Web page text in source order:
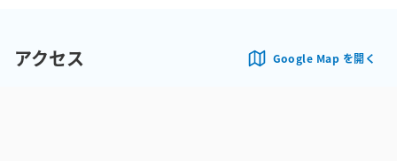
アクセス Google Map を開く